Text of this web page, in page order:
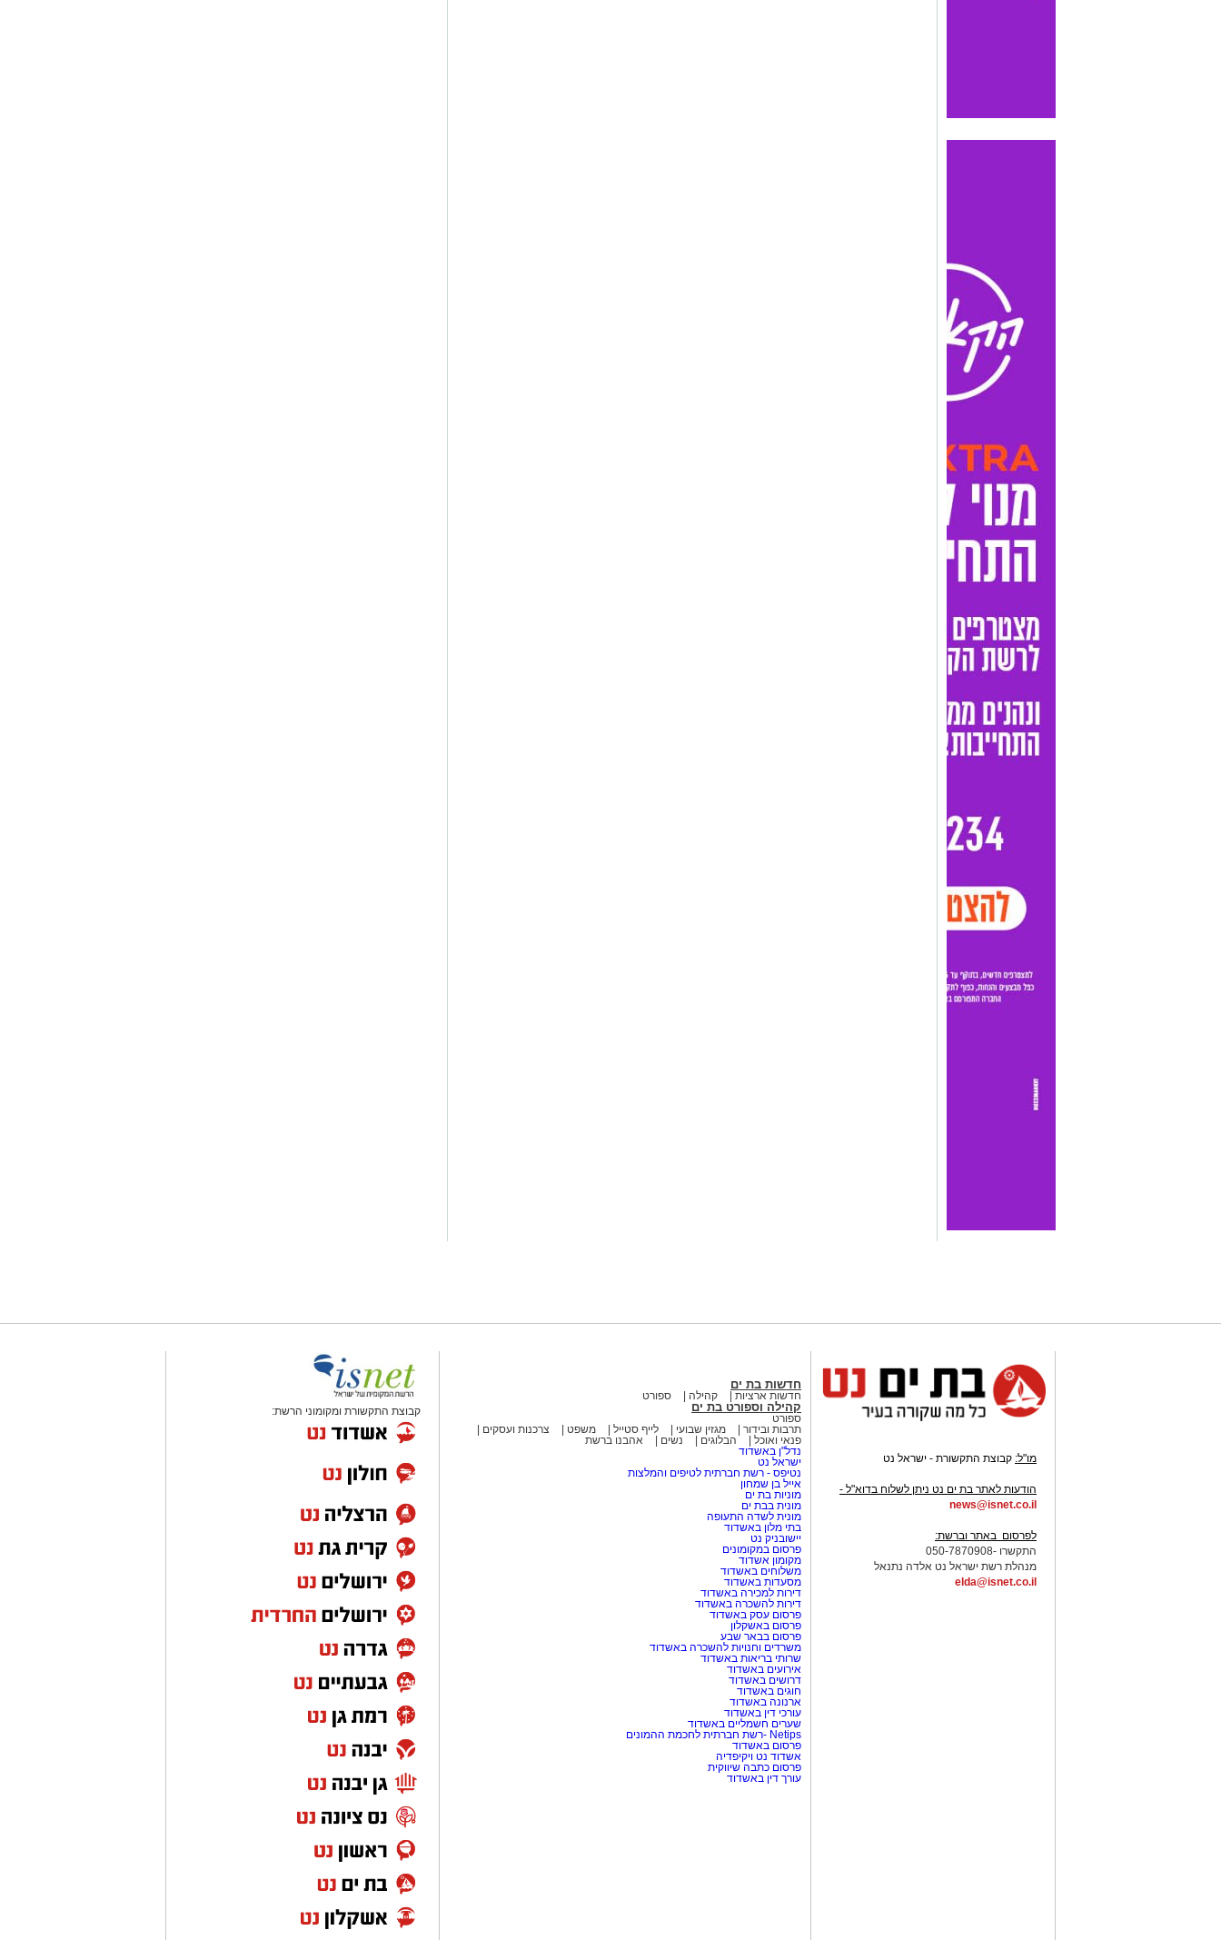
מו"ל: קבוצת התקשורת - ישראל נט
הודעות לאתר בת ים נט ניתן לשלוח בדוא"ל -
news@isnet.co.il
לפרסום באתר וברשת:
התקשרו -050-7870908
מנהלת רשת ישראל נט אלדה נתנאל
elda@isnet.co.il
חדשות בת ים
חדשות ארציות קהילה ספורט
קהילה וספורט בת ים
ספורט
תרבות ובידור
מגזין שבועי לייף סטייל משפט
צרכנות ועסקים
פנאי ואוכל
הבלוגים נשים
אהבנו ברשת
נדל"ן באשדוד
ישראל נט
נטיפס - רשת חברתית לטיפים והמלצות
אייל בן שמחון
מוניות בת ים
מונית בבת ים
מונית לשדה התעופה
בתי מלון באשדוד
יישובניק נט
פרסום במקומונים
מקומון אשדוד
משלוחים באשדוד
מסעדות באשדוד
דירות למכירה באשדוד
דירות להשכרה באשדוד
פרסום עסק באשדוד
פרסום באשקלון
פרסום בבאר שבע
משרדים וחנויות להשכרה באשדוד
שרותי בריאות באשדוד
אירועים באשדוד
דרושים באשדוד
חוגים באשדוד
ארנונה באשדוד
עורכי דין באשדוד
שערים חשמליים באשדוד
Netips -רשת חברתית לחכמת ההמונים
פרסום באשדוד
אשדוד נט ויקיפדיה
פרסום כתבה שיווקית
עורך דין באשדוד
קבוצת התקשורת ומקומוני הרשת: